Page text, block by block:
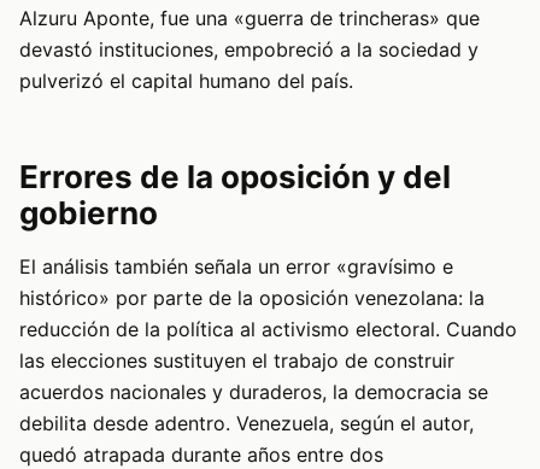
Alzuru Aponte, fue una «guerra de trincheras» que
devastó instituciones, empobreció a la sociedad y
pulverizó el capital humano del país.
Errores de la oposición y del
gobierno
El análisis también señala un error «gravísimo e
histórico» por parte de la oposición venezolana: la
reducción de la política al activismo electoral. Cuando
las elecciones sustituyen el trabajo de construir
acuerdos nacionales y duraderos, la democracia se
debilita desde adentro. Venezuela, según el autor,
quedó atrapada durante años entre dos